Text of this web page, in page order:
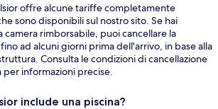
offre alcune tariffe completamente
sono disponibili sul nostro sito. Se hai
camera rimborsabile, puoi cancellare la
ad alcuni giorni prima dell'arrivo, in base alla
Consulta le condizioni di cancellazione
informazioni precise.
include una piscina?